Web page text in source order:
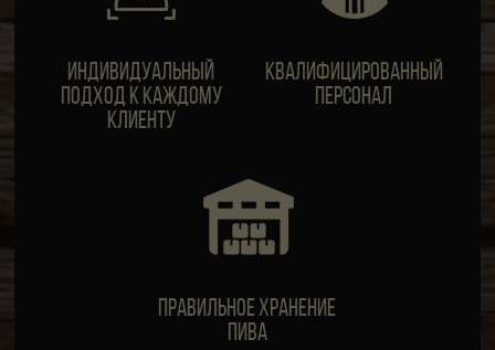
ИндивидуальныЙ
подход к каждому
клиенту
Квалифицированный
персонал
Правильное хранение
пива